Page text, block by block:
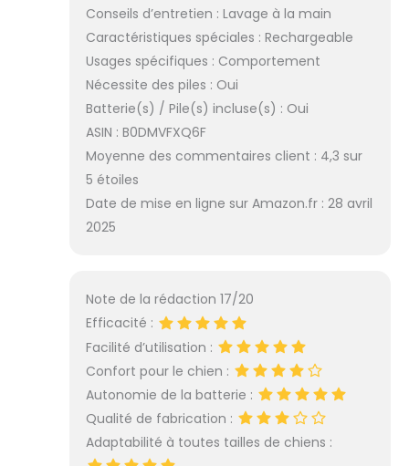
résister aux
aventures en plein
air dans le parc, la
piscine ou la plage
S'adapte à toutes
les tailles de
anti-aboiement
SLAYKAM mesure
anti-aboiement
pour la peau et
confortable,
convient aux
chiens de plus de
6,8 à 54,4 kg avec
un tour de cou de
15,2 à 63,5 cm.
Collier anti-
Conseils d’entretien : Lavage à la main
Caractéristiques spéciales : Rechargeable
Usages spécifiques : Comportement
Nécessite des piles : Oui
Batterie(s) / Pile(s) incluse(s) : Oui
ASIN : B0DMVFXQ6F
Moyenne des commentaires client : 4,3 sur
5 étoiles
Date de mise en ligne sur Amazon.fr : 28 avril
2025
Note de la rédaction 17/20
Efficacité :
Facilité d’utilisation :
Confort pour le chien :
Autonomie de la batterie :
Qualité de fabrication :
Adaptabilité à toutes tailles de chiens :